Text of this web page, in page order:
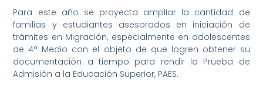
Para este año se proyecta ampliar la cantidad de
familias y estudiantes asesorados en iniciación de
trámites en Migración, especialmente en adolescentes
de 4° Medio con el objeto de que logren obtener su
documentación a tiempo para rendir la Prueba de
Admisión a la Educación Superior, PAES.